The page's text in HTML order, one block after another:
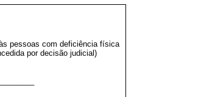
pessoas com deficiência física
por decisão judicial)